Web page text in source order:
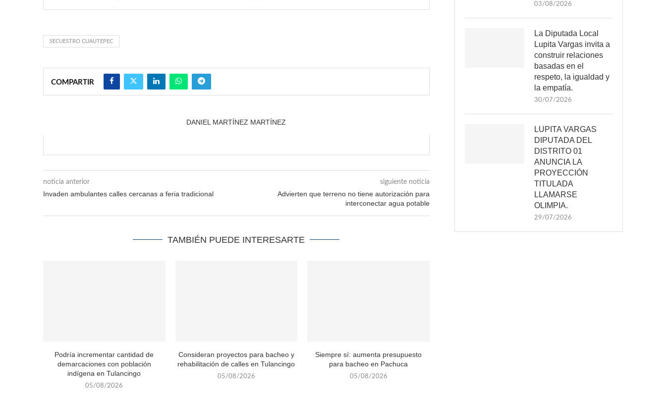
SECUESTRO CUAUTEPEC
COMPARTIR
DANIEL MARTÍNEZ MARTÍNEZ
noticia anterior
Invaden ambulantes calles cercanas a feria tradicional
siguiente noticia
Advierten que terreno no tiene autorización para
interconectar agua potable
TAMBIÉN PUEDE INTERESARTE
Podría incrementar cantidad de
demarcaciones con población
indígena en Tulancingo
05/08/2026
Consideran proyectos para bacheo y
rehabilitación de calles en Tulancingo
05/08/2026
Siempre sí: aumenta presupuesto
para bacheo en Pachuca
05/08/2026
03/08/2026
La Diputada Local
Lupita Vargas invita a
construir relaciones
basadas en el
respeto, la igualdad y
la empatía.
30/07/2026
LUPITA VARGAS
DIPUTADA DEL
DISTRITO 01
ANUNCIA LA
PROYECCIÓN
TITULADA
LLAMARSE
OLIMPIA.
29/07/2026